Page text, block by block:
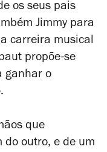
os seus pais
Jimmy para
carreira musical
propõe-se
ganhar o
que
do outro, e de um